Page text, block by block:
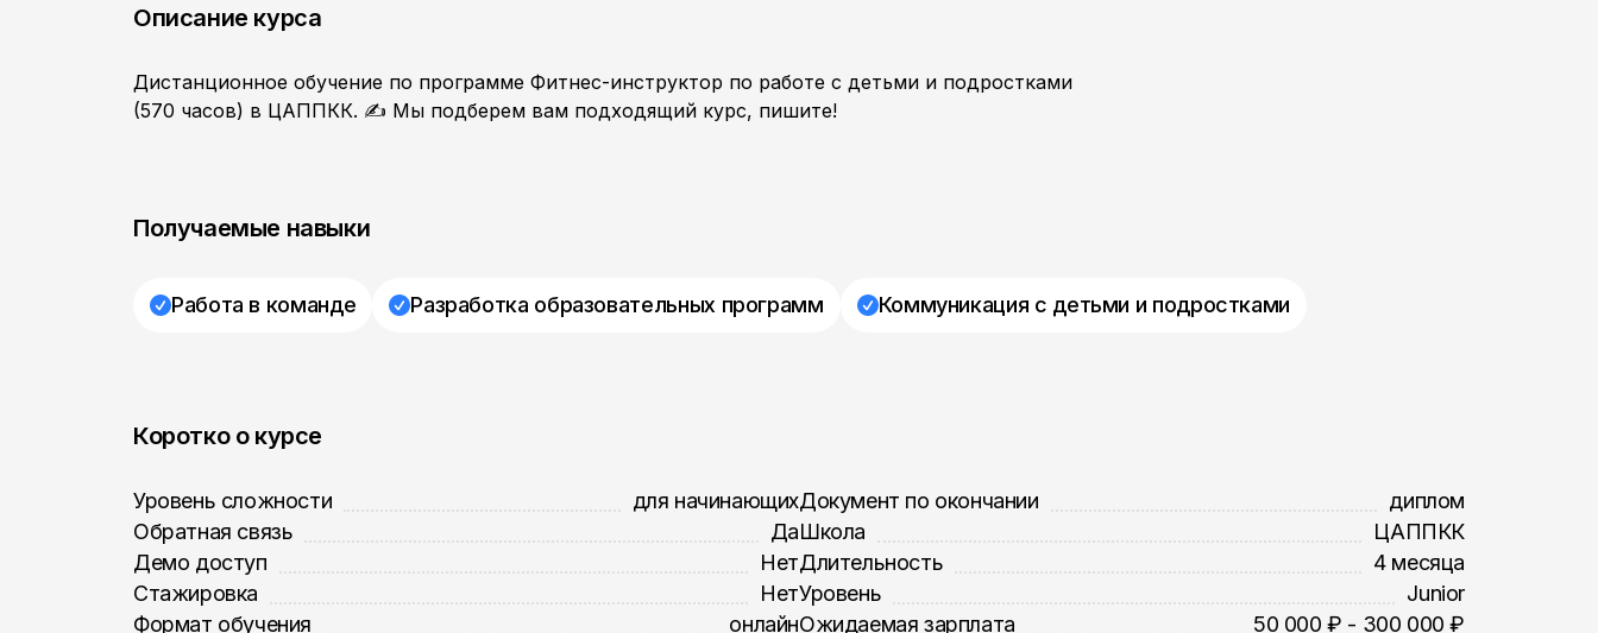
Описание курса
Дистанционное обучение по программе Фитнес-инструктор по работе с детьми и подростками
(570 часов) в ЦАППКК. ✍ Мы подберем вам подходящий курс, пишите!
Получаемые навыки
Работа в команде Разработка образовательных программ Коммуникация с детьми и подростками
Коротко о курсе
Уровень сложности
для начинающих
Обратная связь
Да
Демо доступ
Нет
Стажировка
Нет
Формат обучения
онлайн
Документ по окончании
диплом
Школа
ЦАППКК
Длительность
4 месяца
Уровень
Junior
Ожидаемая зарплата
50 000 ₽ - 300 000 ₽